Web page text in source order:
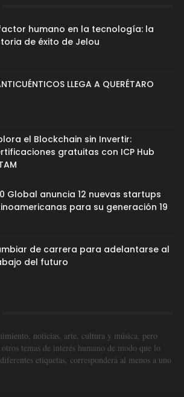
humano en la tecnología: la
de éxito de Jelou
LLEGA A QUERÉTARO
el Blockchain sin Invertir:
gratuitas con ICP Hub
Global anuncia 12 nuevas startups
para su generación 19
de carrera para adelantarse al
del futuro
noticias, arte, cultura y música, pero
temas de interés humano de modo que lo
etiquetas, corresponderá al menos a uno